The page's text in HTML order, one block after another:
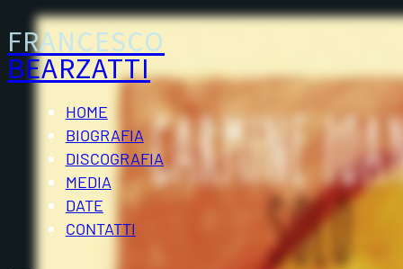
FRANCESCO
BEARZATTI
HOME
BIOGRAFIA
DISCOGRAFIA
MEDIA
DATE
CONTATTI